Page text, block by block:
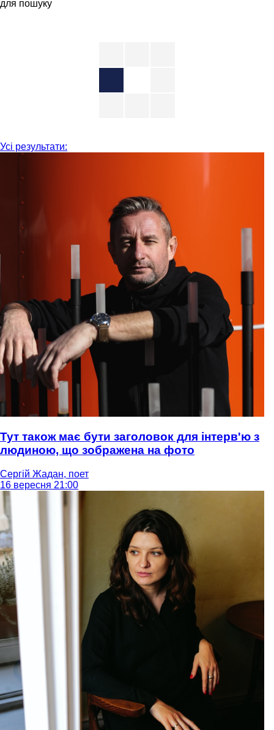
для пошуку
Усі результати:
Тут також має бути заголовок для інтерв'ю з
людиною, що зображена на фото
Сергій Жадан, поет
16 вересня 21:00